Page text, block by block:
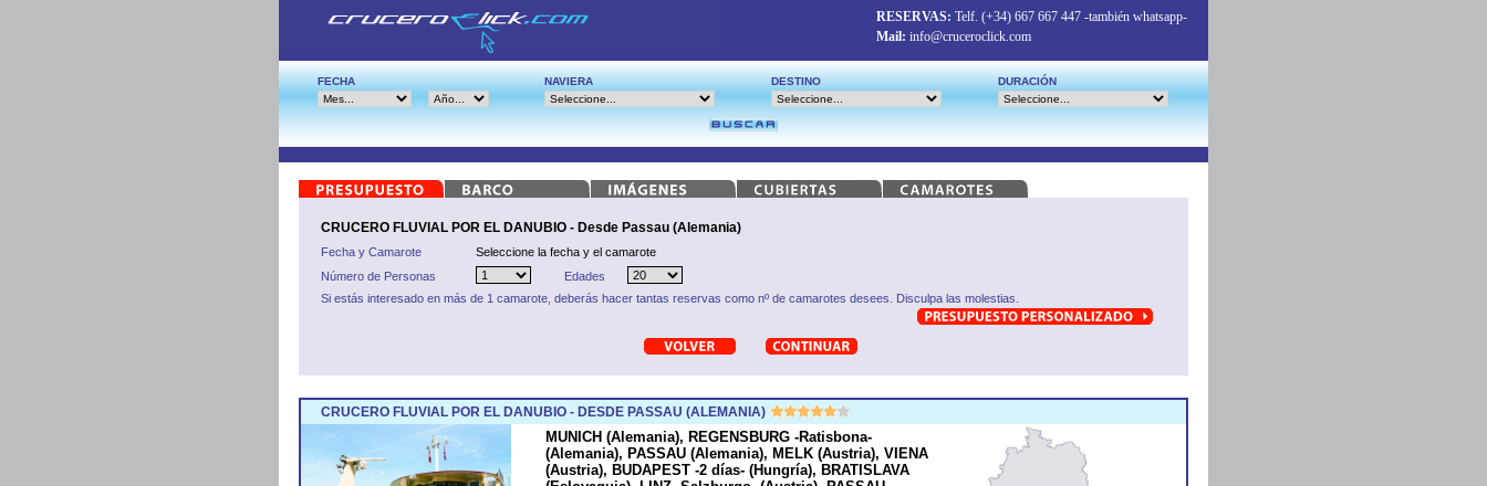
RESERVAS: Telf. (+34) 667 667 447 -también whatsapp-
Mail: info@cruceroclick.com
FECHA NAVIERA DESTINO DURACIÓN
CRUCERO FLUVIAL POR EL DANUBIO - Desde Passau (Alemania)
Fecha y Camarote
Seleccione la fecha y el camarote
Número de Personas
Edades
Si estás interesado en más de 1 camarote, deberás hacer tantas reservas como nº de camarotes desees. Disculpa las molestias.
CRUCERO FLUVIAL POR EL DANUBIO - DESDE PASSAU (ALEMANIA)
MUNICH (Alemania), REGENSBURG -Ratisbona-
(Alemania), PASSAU (Alemania), MELK (Austria), VIENA
(Austria), BUDAPEST -2 días- (Hungría), BRATISLAVA